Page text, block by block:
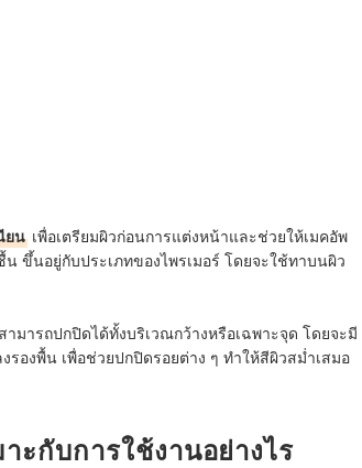
ยน เพื่อเตรียมผิวก่อนการแต่งหน้าและช่วยให้เมคอัพ
ขึ้นอยู่กับประเภทของไพรเมอร์ โดยจะใช้ทาบนผิว
ามารถปกปิดได้ทั้งบริเวณกว้างหรือเฉพาะจุด โดยจะมี
องพื้น เพื่อช่วยปกปิดรอยต่าง ๆ ทำให้สีผิวสม่ำเสมอ
ะกับการใช้งานอย่างไร